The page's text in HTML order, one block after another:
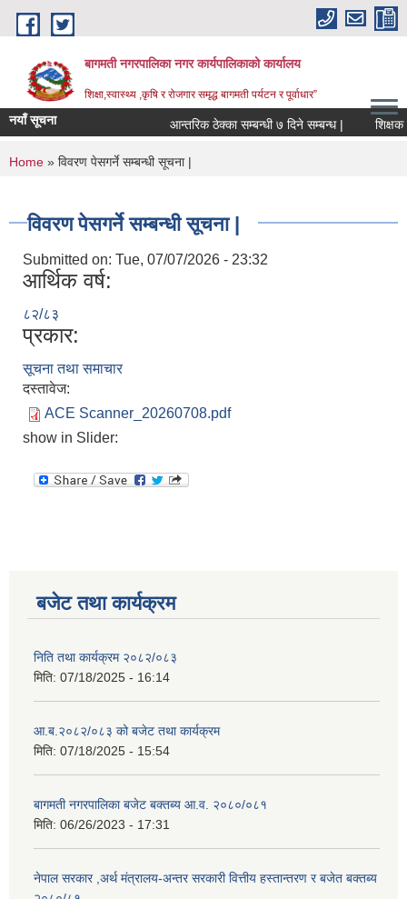
Skip to main content
बागमती नगरपालिका नगर कार्यपालिकाको कार्यालय
शिक्षा,स्वास्थ्य ,कृषि र रोजगार समृद्ध बागमती पर्यटन र पूर्वाधार”
नयाँ सूचना आन्तरिक ठेक्का सम्बन्धी ७ दिने सम्बन्ध |
You are here
Home » विवरण पेसगर्ने सम्बन्धी सूचना |
विवरण पेसगर्ने सम्बन्धी सूचना |
Submitted on: Tue, 07/07/2026 - 23:32
आर्थिक वर्ष:
८२/८३
प्रकार:
सूचना तथा समाचार
दस्तावेज:
ACE Scanner_20260708.pdf
show in Slider:
बजेट तथा कार्यक्रम
निति तथा कार्यक्रम २०८२/०८३
मिति: 07/18/2025 - 16:14
आ.ब.२०८२/०८३ को बजेट तथा कार्यक्रम
मिति: 07/18/2025 - 15:54
बागमती नगरपालिका बजेट बक्तब्य आ.व. २०८०/०८१
मिति: 06/26/2023 - 17:31
नेपाल सरकार ,अर्थ मंत्रालय-अन्तर सरकारी वित्तीय हस्तान्तरण र बजेत बक्तब्य